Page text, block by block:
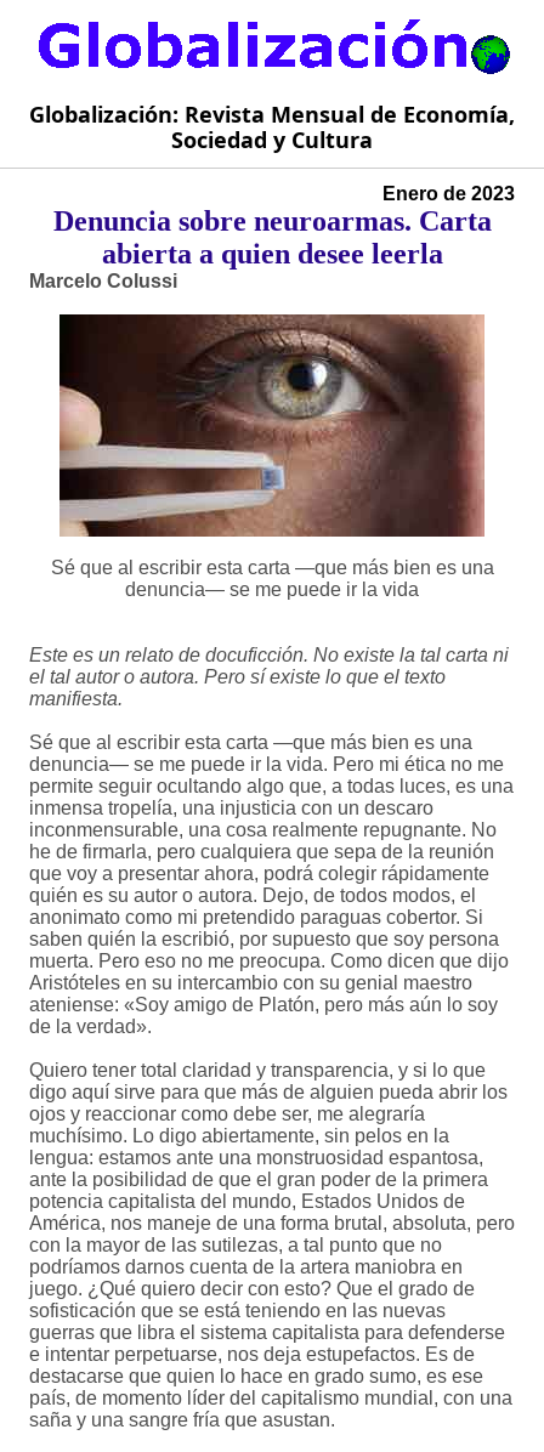
Globalización: Revista Mensual de Economía,
Sociedad y Cultura
Enero de 2023
Denuncia sobre neuroarmas. Carta
abierta a quien desee leerla
Marcelo Colussi
Sé que al escribir esta carta —que más bien es una
denuncia— se me puede ir la vida
Este es un relato de docuficción. No existe la tal carta ni
el tal autor o autora. Pero sí existe lo que el texto
manifiesta.
Sé que al escribir esta carta —que más bien es una
denuncia— se me puede ir la vida. Pero mi ética no me
permite seguir ocultando algo que, a todas luces, es una
inmensa tropelía, una injusticia con un descaro
inconmensurable, una cosa realmente repugnante. No
he de firmarla, pero cualquiera que sepa de la reunión
que voy a presentar ahora, podrá colegir rápidamente
quién es su autor o autora. Dejo, de todos modos, el
anonimato como mi pretendido paraguas cobertor. Si
saben quién la escribió, por supuesto que soy persona
muerta. Pero eso no me preocupa. Como dicen que dijo
Aristóteles en su intercambio con su genial maestro
ateniense: «Soy amigo de Platón, pero más aún lo soy
de la verdad».
Quiero tener total claridad y transparencia, y si lo que
digo aquí sirve para que más de alguien pueda abrir los
ojos y reaccionar como debe ser, me alegraría
muchísimo. Lo digo abiertamente, sin pelos en la
lengua: estamos ante una monstruosidad espantosa,
ante la posibilidad de que el gran poder de la primera
potencia capitalista del mundo, Estados Unidos de
América, nos maneje de una forma brutal, absoluta, pero
con la mayor de las sutilezas, a tal punto que no
podríamos darnos cuenta de la artera maniobra en
juego. ¿Qué quiero decir con esto? Que el grado de
sofisticación que se está teniendo en las nuevas
guerras que libra el sistema capitalista para defenderse
e intentar perpetuarse, nos deja estupefactos. Es de
destacarse que quien lo hace en grado sumo, es ese
país, de momento líder del capitalismo mundial, con una
saña y una sangre fría que asustan.